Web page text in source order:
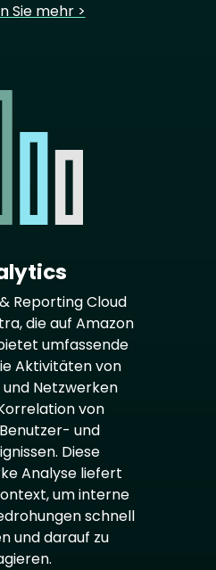
Sie mehr >
Reporting Cloud
die auf Amazon
umfassende
Aktivitäten von
Netzwerken
von
und
Diese
Analyse liefert
um interne
schnell
und darauf zu